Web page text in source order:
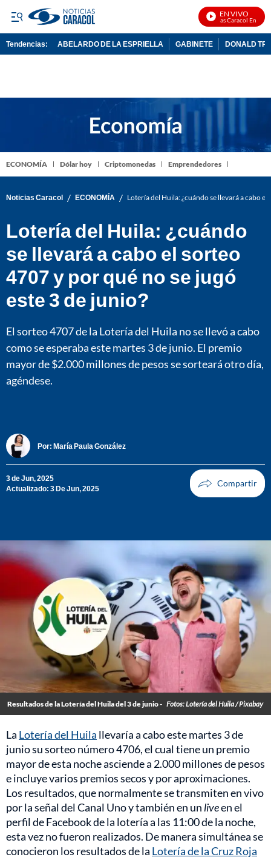
EN VIVO
Noticias Caracol En Vivo
Tendencias: ABELARDO DE LA ESPRIELLA GABINETE DONALD
ECONOMÍA Dólar hoy Criptomonedas Emprendedores
Noticias Caracol / ECONOMÍA / Lotería del Huila: ¿cuándo se llevará a cabo
Lotería del Huila: ¿cuándo
se llevará a cabo el sorteo
4707 y por qué no se jugó
este 3 de junio?
El sorteo 4707 de la Lotería del Huila no se llevó a cabo
como se esperaba este martes 3 de junio. El premio
mayor de $2.000 millones de pesos se sorteará otro día,
agéndese.
Por: María Paula González
3 de Jun, 2025
Actualizado: 3 De Jun, 2025
Resultados de la Lotería del Huila del 3 de junio - Fotos: Lotería del Huila / Pixabay
La Lotería del Huila llevaría a cabo este martes 3 de
junio su sorteo número 4706, el cual tiene un premio
mayor de esta noche asciende a 2.000 millones de pesos
e incluye varios premios secos y por aproximaciones.
Los resultados, que normalmente se transmiten en vivo
por la señal del Canal Uno y también en un liveen el
perfil de Facebook de la lotería a las 11:00 de la noche,
esta vez no fueron realizados. De manera simultánea se
conocieron los resultados de la Lotería de la Cruz Roja